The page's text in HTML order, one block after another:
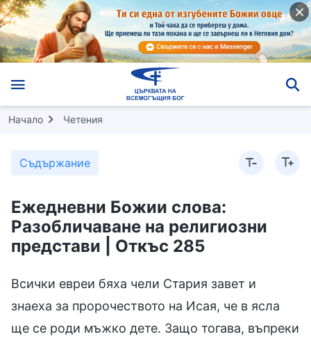
Начало Четения
Съдържание
Ежедневни Божии слова:
Разобличаване на религиозни
представи | Откъс 285
Всички евреи бяха чели Стария завет и
знаеха за пророчеството на Исая, че в ясла
ще се роди мъжко дете. Защо тогава, въпреки